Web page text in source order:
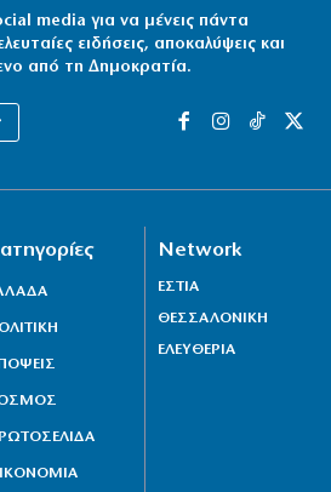
media για να μένεις πάντα
ειδήσεις, αποκαλύψεις και
από τη Δημοκρατία.
Network
ΕΣΤΙΑ
ΘΕΣΣΑΛΟΝΙΚΗ
ΕΛΕΥΘΕΡΙΑ